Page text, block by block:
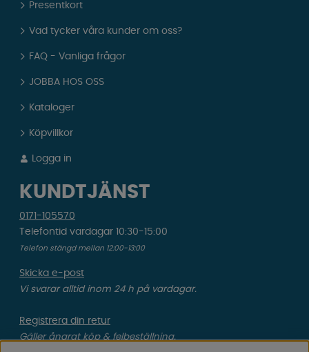
Presentkort
Vad tycker våra kunder om oss?
FAQ - Vanliga frågor
JOBBA HOS OSS
Kataloger
Köpvillkor
Logga in
KUNDTJÄNST
0171-105570
Telefontid vardagar 10:30-15:00
Telefon stängd mellan 12:00-13:00
Skicka e-post
Vi svarar alltid inom 24 h på vardagar.
Registrera din retur
Gäller ångrat köp & felbeställning.